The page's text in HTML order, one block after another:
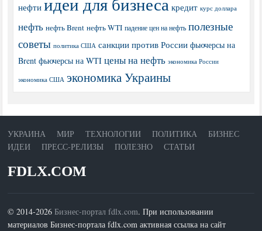
нефти кредит курс доллара
нефть нефть Brent нефть WTI падение цен на нефть полезные
советы политика США санкции против России фьючерсы на
Brent фьючерсы на WTI цены на нефть экономика России
экономика США экономика Украины
УКРАИНА МИР ТЕХНОЛОГИИ ПОЛИТИКА
БИЗНЕС
ИДЕИ
ПРЕСС-РЕЛИЗЫ ПОЛЕЗНО СТАТЬИ
FDLX.COM
© 2014-2026Бизнес-портал fdlx.com. При использовании
материалов Бизнес-портала fdlx.com активная ссылка на сайт